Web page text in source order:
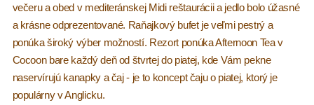
večeru a obed v mediteránskej Midi reštaurácii a jedlo bolo úžasné
a krásne odprezentované. Raňajkový bufet je veľmi pestrý a
ponúka široký výber možností. Rezort ponúka Afternoon Tea v
Cocoon bare každý deň od štvrtej do piatej, kde Vám pekne
naservírujú kanapky a čaj - je to koncept čaju o piatej, ktorý je
populárny v Anglicku.